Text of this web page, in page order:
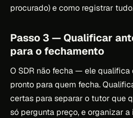
procurado) e como registrar
Passo 3 — Qualificar
para o fechamento
O SDR não fecha — ele
pronto para quem fecha.
certas para separar o tutor que
só pergunta preço, e organizar